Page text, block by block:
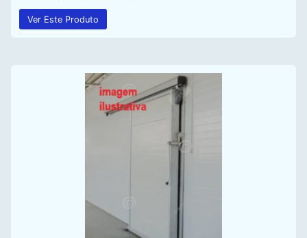
Ver Este Produto